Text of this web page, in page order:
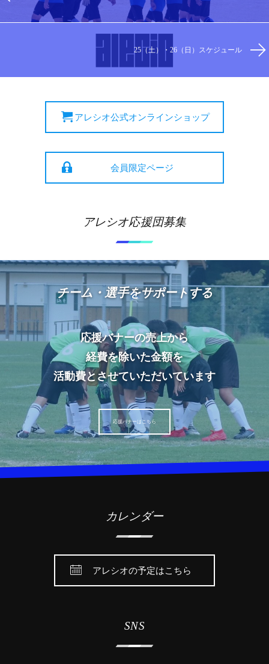
25（土）・26（日）スケジュール
アレシオ公式オンラインショップ
会員限定ページ
アレシオ応援団募集
チーム・選手をサポートする
応援バナーの売上から
経費を除いた金額を
活動費とさせていただいています
応援バナーはこちら
カレンダー
アレシオの予定はこちら
SNS